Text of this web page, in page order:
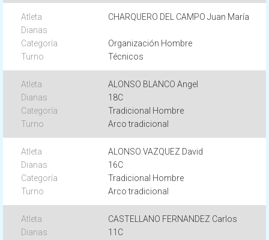
CHARQUERO DEL CAMPO Juan María
Organización Hombre
Técnicos
ALONSO BLANCO Angel
18C
Tradicional Hombre
Arco tradicional
ALONSO VAZQUEZ David
16C
Tradicional Hombre
Arco tradicional
CASTELLANO FERNANDEZ Carlos
11C